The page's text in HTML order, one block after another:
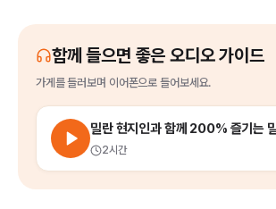
함께 들으면 좋은 오디오 가이드
가게 를들러보며 이어폰으로 들어보세요.
2시간